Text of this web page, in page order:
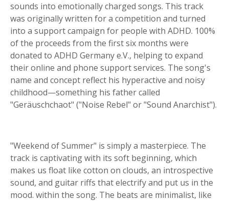
sounds into emotionally charged songs. This track
was originally written for a competition and turned
into a support campaign for people with ADHD. 100%
of the proceeds from the first six months were
donated to ADHD Germany e.V., helping to expand
their online and phone support services. The song's
name and concept reflect his hyperactive and noisy
childhood—something his father called
"Geräuschchaot" ("Noise Rebel" or "Sound Anarchist").
"Weekend of Summer" is simply a masterpiece. The
track is captivating with its soft beginning, which
makes us float like cotton on clouds, an introspective
sound, and guitar riffs that electrify and put us in the
mood. within the song. The beats are minimalist, like